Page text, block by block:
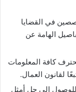
في القضايا
الهامة عن
كافة المعلومات
لقانون العمال.
إلى حل أمثل